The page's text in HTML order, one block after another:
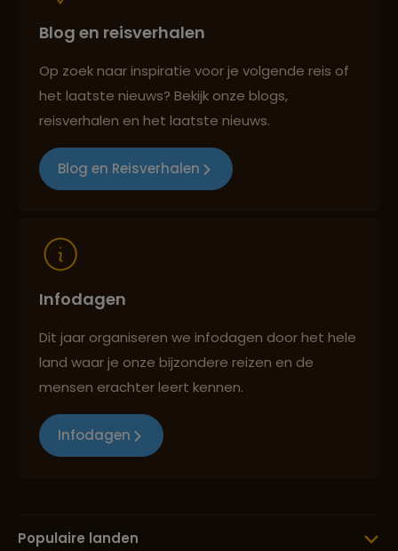
Persoonlijk en deskundig reisadvies
Best beoordeelde reisroutes
Blog en reisverhalen
Op zoek naar inspiratie voor je volgende reis of
het laatste nieuws? Bekijk onze blogs,
reisverhalen en het laatste nieuws.
Blog en Reisverhalen
Infodagen
Dit jaar organiseren we infodagen door het hele
land waar je onze bijzondere reizen en de
mensen erachter leert kennen.
Infodagen
Populaire landen